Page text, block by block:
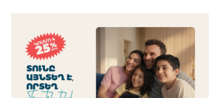
ուկրաինական 360 անօդաչու թռչող սարք
14 ժամ առաջ
Օգոստոսի 10-ին, 11-ին, 12-ին, 13-ին, 14-ին, 17-ին,
18-ին և 20-ին հարյուրավոր հասցեներում լույս չի
լինելու
15 ժամ առաջ